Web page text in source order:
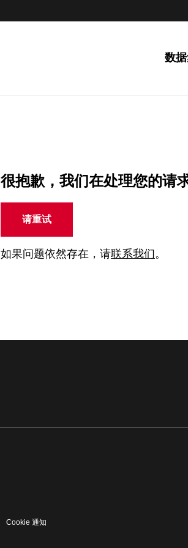
数
很抱歉，我们在处理您的请
请重试
如果问题依然存在，请联系我们 。
Cookie 通知